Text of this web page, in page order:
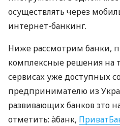
осуществлять через
интернет-банкинг.
Ниже рассмотрим банки,
комплексные решения на
сервисах уже доступных
предпринимателю из
развивающих банков это
отметить: àбанк,